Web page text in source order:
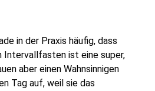
in der Praxis häufig, dass
Intervallfasten ist eine super,
aber einen Wahnsinnigen
Tag auf, weil sie das